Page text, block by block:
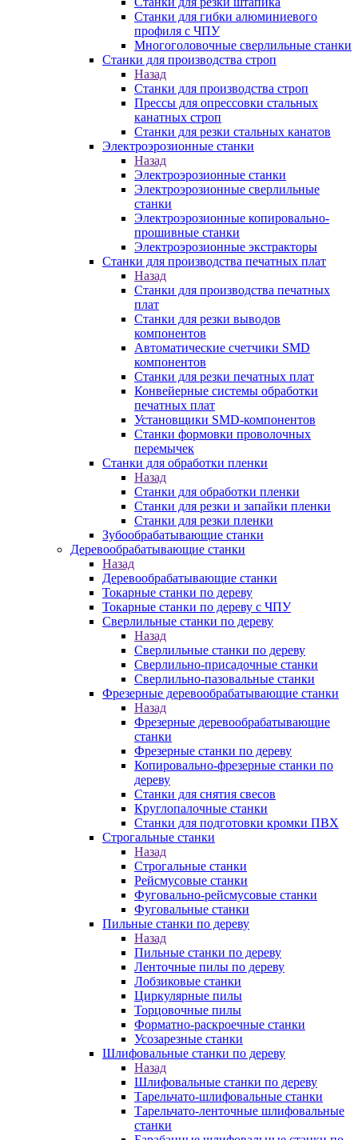
Станки для гибки алюминиевого
профиля с ЧПУ
Многоголовочные сверлильные станки
Станки для производства строп
Назад
Станки для производства строп
Прессы для опрессовки стальных
канатных строп
Станки для резки стальных канатов
Электроэрозионные станки
Назад
Электроэрозионные станки
Электроэрозионные сверлильные
станки
Электроэрозионные копировально-
прошивные станки
Электроэрозионные экстракторы
Станки для производства печатных плат
Назад
Станки для производства печатных
плат
Станки для резки выводов
компонентов
Автоматические счетчики SMD
компонентов
Станки для резки печатных плат
Конвейерные системы обработки
печатных плат
Установщики SMD-компонентов
Станки формовки проволочных
перемычек
Станки для обработки пленки
Назад
Станки для обработки пленки
Станки для резки и запайки пленки
Станки для резки пленки
Зубообрабатывающие станки
Деревообрабатывающие станки
Назад
Деревообрабатывающие станки
Токарные станки по дереву
Токарные станки по дереву с ЧПУ
Сверлильные станки по дереву
Назад
Сверлильные станки по дереву
Сверлильно-присадочные станки
Сверлильно-пазовальные станки
Фрезерные деревообрабатывающие станки
Назад
Фрезерные деревообрабатывающие
станки
Фрезерные станки по дереву
Копировально-фрезерные станки по
дереву
Станки для снятия свесов
Круглопалочные станки
Станки для подготовки кромки ПВХ
Строгальные станки
Назад
Строгальные станки
Рейсмусовые станки
Фуговально-рейсмусовые станки
Фуговальные станки
Пильные станки по дереву
Назад
Пильные станки по дереву
Ленточные пилы по дереву
Лобзиковые станки
Циркулярные пилы
Торцовочные пилы
Форматно-раскроечные станки
Усозарезные станки
Шлифовальные станки по дереву
Назад
Шлифовальные станки по дереву
Тарельчато-шлифовальные станки
Тарельчато-ленточные шлифовальные
станки